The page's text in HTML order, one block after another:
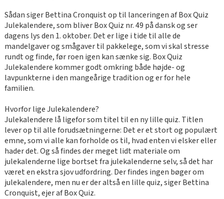
Sådan siger Bettina Cronquist op til lanceringen af Box Quiz
Julekalendere, som bliver Box Quiz nr. 49 på dansk og ser
dagens lys den 1. oktober. Det er lige i tide til alle de
mandelgaver og smågaver til pakkelege, som vi skal stresse
rundt og finde, før roen igen kan sænke sig. Box Quiz
Julekalendere kommer godt omkring både højde- og
lavpunkterne i den mangeårige tradition og er for hele
familien.
Hvorfor lige Julekalendere?
Julekalendere lå ligefor som titel til en ny lille quiz. Titlen
lever op til alle forudsætningerne: Det er et stort og populært
emne, som vi alle kan forholde os til, hvad enten vi elsker eller
hader det. Og så findes der meget lidt materiale om
julekalenderne lige bortset fra julekalenderne selv, så det har
været en ekstra sjov udfordring. Der findes ingen bøger om
julekalendere, men nu er der altså en lille quiz, siger Bettina
Cronquist, ejer af Box Quiz.